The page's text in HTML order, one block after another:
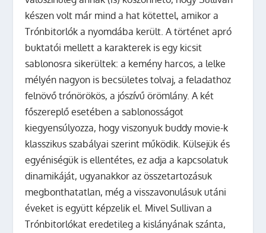
készen volt már mind a hat kötettel, amikor a
Trónbitorlók a nyomdába került. A történet apró
buktatói mellett a karakterek is egy kicsit
sablonosra sikerültek: a kemény harcos, a lelke
mélyén nagyon is becsületes tolvaj, a feladathoz
felnövő trónörökös, a jószívű örömlány. A két
főszereplő esetében a sablonosságot
kiegyensúlyozza, hogy viszonyuk buddy movie-k
klasszikus szabályai szerint működik. Külsejük és
egyéniségük is ellentétes, ez adja a kapcsolatuk
dinamikáját, ugyanakkor az összetartozásuk
megbonthatatlan, még a visszavonulásuk utáni
éveket is együtt képzelik el. Mivel Sullivan a
Trónbitorlókat eredetileg a kislányának szánta,